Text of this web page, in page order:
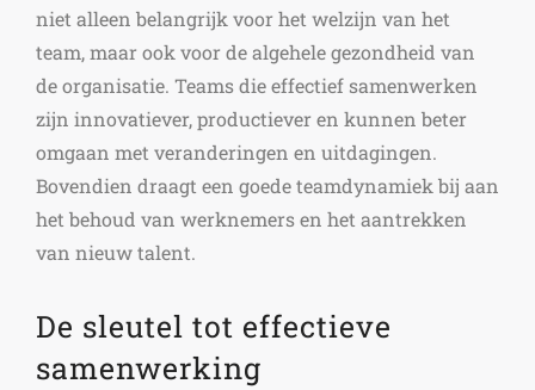
niet alleen belangrijk voor het welzijn van het
team, maar ook voor de algehele gezondheid van
de organisatie. Teams die effectief samenwerken
zijn innovatiever, productiever en kunnen beter
omgaan met veranderingen en uitdagingen.
Bovendien draagt een goede teamdynamiek bij aan
het behoud van werknemers en het aantrekken
van nieuw talent.
De sleutel tot effectieve
samenwerking